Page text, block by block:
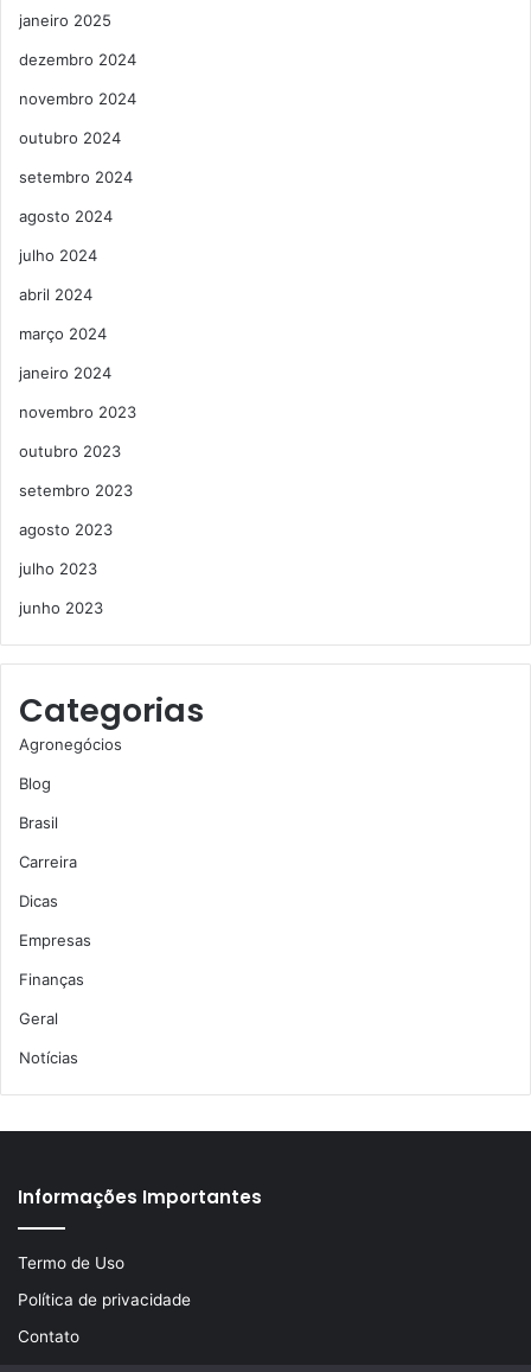
janeiro 2025
dezembro 2024
novembro 2024
outubro 2024
setembro 2024
agosto 2024
julho 2024
abril 2024
março 2024
janeiro 2024
novembro 2023
outubro 2023
setembro 2023
agosto 2023
julho 2023
junho 2023
Categorias
Agronegócios
Blog
Brasil
Carreira
Dicas
Empresas
Finanças
Geral
Notícias
Informações Importantes
Termo de Uso
Política de privacidade
Contato